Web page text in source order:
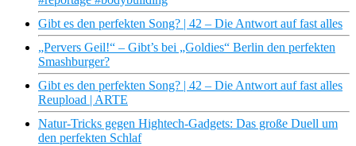
Gibt es den perfekten Song? | 42 – Die Antwort auf fast alles
„Pervers Geil!“ – Gibt’s bei „Goldies“ Berlin den perfekten
Smashburger?
Gibt es den perfekten Song? | 42 – Die Antwort auf fast alles
Reupload | ARTE
Natur-Tricks gegen Hightech-Gadgets: Das große Duell um
den perfekten Schlaf